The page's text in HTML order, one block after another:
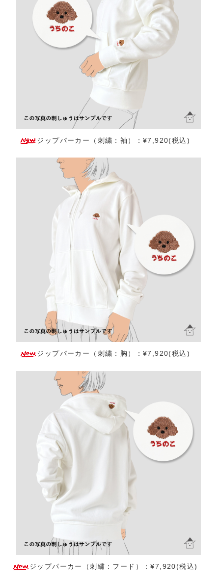
ジップパーカー（刺繍：袖）：¥7,920(税込)
ジップパーカー（刺繍：胸）：¥7,920(税込)
ジップパーカー（刺繍：フード）：¥7,920(税込)